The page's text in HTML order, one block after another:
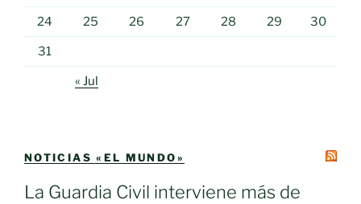
24 25 26 27 28 29 30
31
« Jul
NOTICIAS «EL MUNDO»
La Guardia Civil interviene más de